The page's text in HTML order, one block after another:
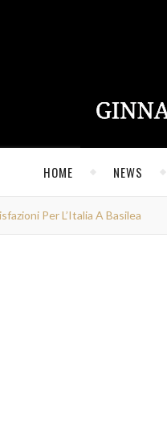
HOME NEWS
Per L’Italia A Basilea